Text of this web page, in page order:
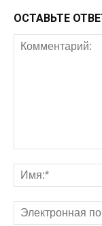
ОСТАВЬТЕ